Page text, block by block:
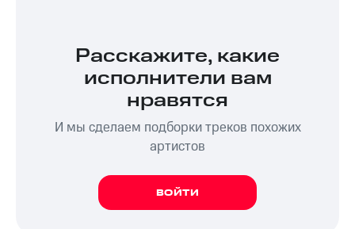
Расскажите, какие
исполнители вам
нравятся
И мы сделаем подборки треков похожих
артистов
ВОЙТИ